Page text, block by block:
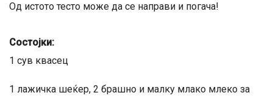
Од истото тесто може да се направи и погача!
Состојки:
1 сув квасец
1 лажичка шеќер, 2 брашно и малку млако млеко за